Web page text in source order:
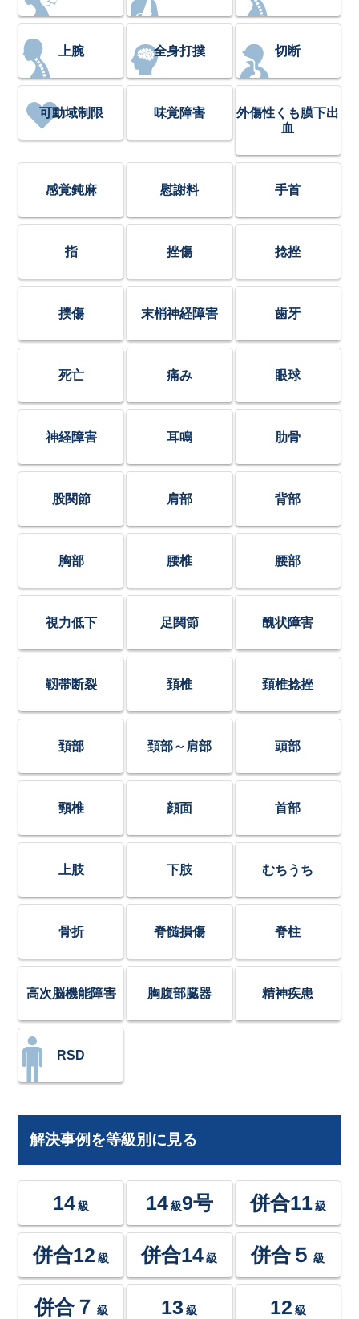
上腕 全身打撲 切断
可動域制限 味覚障害
外傷性くも膜下出
血
感覚鈍麻 慰謝料 手首
指 挫傷 捻挫
撲傷 末梢神経障害 歯牙
死亡 痛み 眼球
神経障害 耳鳴 肋骨
股関節 肩部 背部
胸部 腰椎 腰部
視力低下 足関節 醜状障害
靱帯断裂 頚椎 頚椎捻挫
頚部 頚部～肩部 頭部
頸椎 顔面 首部
上肢 下肢 むちうち
骨折 脊髄損傷 脊柱
高次脳機能障害 胸腹部臓器 精神疾患
RSD
解決事例を等級別に見る
14 級 14級9号 併合11 級
併合12 級 併合14 級 併合５ 級
併合７ 級 13 級 12 級